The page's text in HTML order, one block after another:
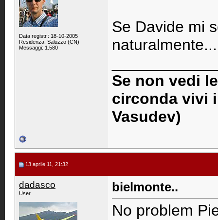
Data registr.: 18-10-2005
Residenza: Saluzzo (CN)
Messaggi: 1.580
Se Davide mi
Se non vedi
circonda vivi
Vasudev)
13 aprile 11, 21:32
dadasco
User bielmonte..
No problem